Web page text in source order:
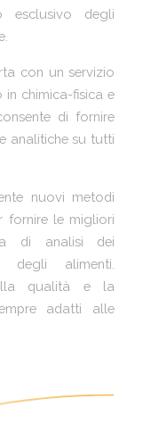
esclusivo degli
con un servizio
chimica-fisica e
di fornire
analitiche su tutti
nuovi metodi
fornire le migliori
di analisi dei
alimenti.
qualità e la
adatti alle